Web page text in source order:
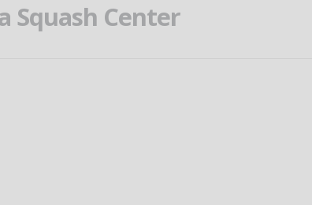
Squash Center